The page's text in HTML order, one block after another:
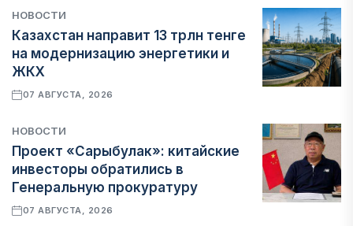
НОВОСТИ
Казахстан направит 13 трлн тенге
на модернизацию энергетики и
ЖКХ
07 АВГУСТА, 2026
НОВОСТИ
Проект «Сарыбулак»: китайские
инвесторы обратились в
Генеральную прокуратуру
07 АВГУСТА, 2026